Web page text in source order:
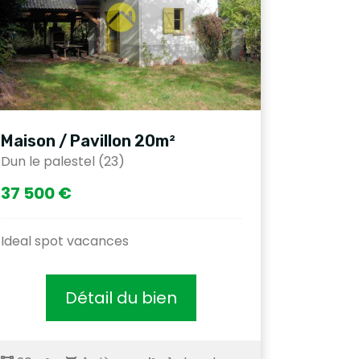
Maison / Pavillon 20m²
Dun le palestel (23)
37 500 €
Ideal spot vacances
Détail du bien